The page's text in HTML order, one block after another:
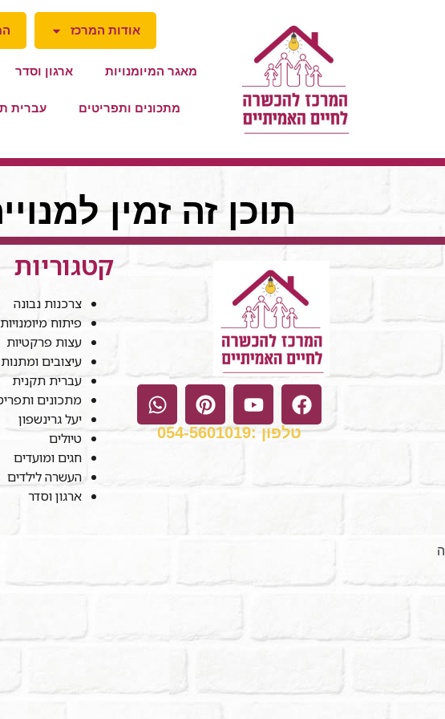
אודות המרכז
מאגר המיומנויות ארגון וסדר
מתכונים ותפריטים עברית
תוכן זה זמין
טלפון :054-5601019
קטגוריות
צרכנות נבונה
פיתוח מיומנויות
עצות פרקטיות
עיצובים ומתנות
עברית תקנית
מתכונים
יעל גרינשפון
טיולים
חגים ומועדים
העשרה לילדים
ארגון וסדר
ה